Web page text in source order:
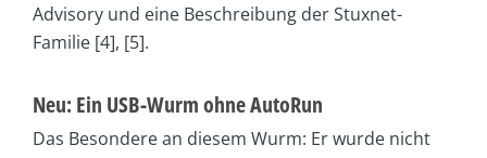
Advisory und eine Beschreibung der Stuxnet-
Familie [4], [5].
Neu: Ein USB-Wurm ohne AutoRun
Das Besondere an diesem Wurm: Er wurde nicht